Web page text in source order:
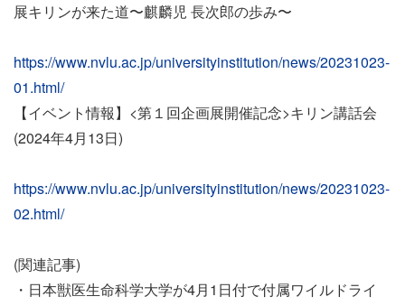
展キリンが来た道〜麒麟児 長次郎の歩み〜
https://www.nvlu.ac.jp/universityinstitution/news/20231023-
01.html/
【イベント情報】<第１回企画展開催記念>キリン講話会
(2024年4月13日)
https://www.nvlu.ac.jp/universityinstitution/news/20231023-
02.html/
(関連記事)
・日本獣医生命科学大学が4月1日付で付属ワイルドライ